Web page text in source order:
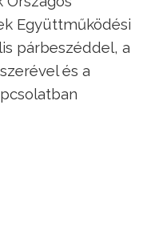
Együttműködési
párbeszéddel, a
és a